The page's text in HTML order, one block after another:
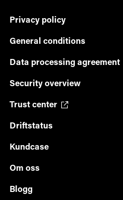
Privacy policy
General conditions
Data processing agreement
Security overview
Trust center
Driftstatus
Kundcase
Om oss
Blogg